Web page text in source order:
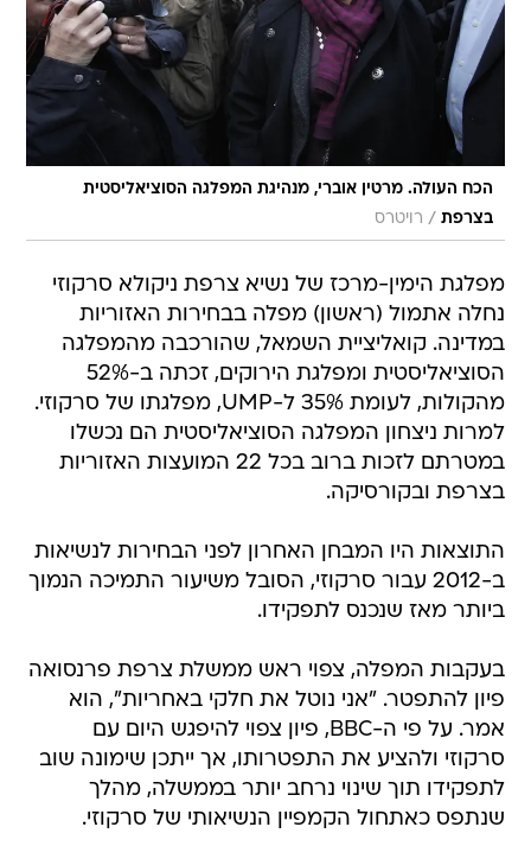
הכח העולה. מרטין אוברי, מנהיגת המפלגה הסוציאליסטית
בצרפת / רויטרס
מפלגת הימין-מרכז של נשיא צרפת ניקולא סרקוזי
נחלה אתמול (ראשון) מפלה בבחירות האזוריות
במדינה. קואליציית השמאל, שהורכבה מהמפלגה
הסוציאליסטית ומפלגת הירוקים, זכתה ב-52%
מהקולות, לעומת 35% ל-UMP, מפלגתו של סרקוזי.
למרות ניצחון המפלגה הסוציאליסטית הם נכשלו
במטרתם לזכות ברוב בכל 22 המועצות האזוריות
בצרפת ובקורסיקה.
התוצאות היו המבחן האחרון לפני הבחירות לנשיאות
ב-2012 עבור סרקוזי, הסובל משיעור התמיכה הנמוך
ביותר מאז שנכנס לתפקידו.
בעקבות המפלה, צפוי ראש ממשלת צרפת פרנסואה
פיון להתפטר. "אני נוטל את חלקי באחריות", הוא
אמר. על פי ה-BBC, פיון צפוי להיפגש היום עם
סרקוזי ולהציע את התפטרותו, אך ייתכן שימונה שוב
לתפקידו תוך שינוי נרחב יותר בממשלה, מהלך
שנתפס כאתחול הקמפיין הנשיאותי של סרקוזי.